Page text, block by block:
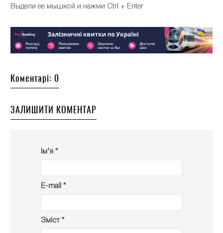
Выдели ее мышкой и нажми Ctrl + Enter
Коментарі: 0
ЗАЛИШИТИ КОМЕНТАР
Ім’я *
E-mail *
Зміст *